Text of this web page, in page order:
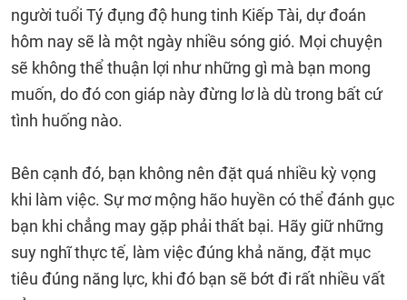
người tuổi Tý đụng độ hung tinh Kiếp Tài, dự đoán
hôm nay sẽ là một ngày nhiều sóng gió. Mọi chuyện
sẽ không thể thuận lợi như những gì mà bạn mong
muốn, do đó con giáp này đừng lơ là dù trong bất cứ
tình huống nào.
Bên cạnh đó, bạn không nên đặt quá nhiều kỳ vọng
khi làm việc. Sự mơ mộng hão huyền có thể đánh gục
bạn khi chẳng may gặp phải thất bại. Hãy giữ những
suy nghĩ thực tế, làm việc đúng khả năng, đặt mục
tiêu đúng năng lực, khi đó bạn sẽ bớt đi rất nhiều vất